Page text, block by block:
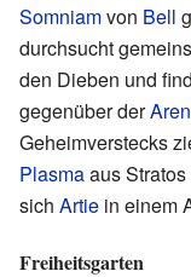
Somniamvon Bell
durchsucht
den Dieben und
gegenüber der
Geheimverstecks
Plasmaaus
sich Artie in einem
Freiheitsgarten